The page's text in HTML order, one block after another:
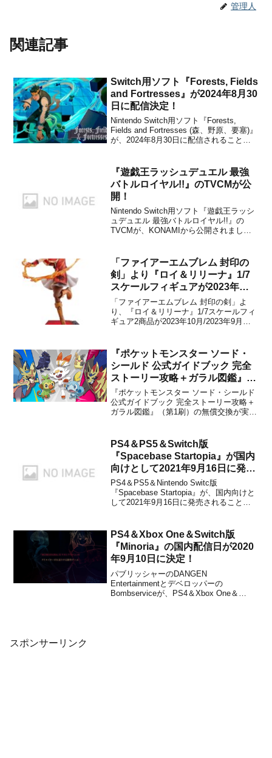
管理人
関連記事
Switch用ソフト『Forests, Fields
and Fortresses』が2024年8月30
日に配信決定！
Nintendo Switch用ソフト『Forests,
Fields and Fortresses (森、野原、要塞)』
が、2024年8月30日に配信されることが
Fortress...
『遊戯王ラッシュデュエル 最強
バトルロイヤル!!』のTVCMが公
開！
Nintendo Switch用ソフト『遊戯王ラッシ
ュデュエル 最強バトルロイヤル!!』の
TVCMが、KONAMIから公開されまし
ラッシュデュエル 最強バトルロイヤ
ル!!』は、2021年8月12日に発売される...
「ファイアーエムブレム 封印の
剣」より『ロイ＆リリーナ』1/7
スケールフィギュアが2023年に
発売決定！
「ファイアーエムブレム 封印の剣」よ
り、『ロイ＆リリーナ』1/7スケールフィ
ギュア2商品が2023年10月/2023年9月に
29,700円(税込)に設定されています。商品
情報ファイアーエムブレムシリーズの開
発...
『ポケットモンスター ソード・
シールド 公式ガイドブック 完全
ストーリー攻略＋ガラル図鑑』
（第1刷）の無償交換が実施に！
『ポケットモンスター ソード・シールド
公式ガイドブック 完全ストーリー攻略＋
ガラル図鑑』（第1刷）の無償交換が実施
た。同書は2019年12月7日より発売が開
始されましたが、編集作業時に株式会社
ポケモンが提供し...
PS4＆PS5＆Switch版
『Spacebase Startopia』が国内
向けとして2021年9月16日に発売
決定！
PS4＆PS5＆Nintendo Switc版
『Spacebase Startopia』が、国内向けと
して2021年9月16日に発売されることが
ケージ版の予約受付も開始となります。
※配信中のPC版は9...
PS4＆Xbox One＆Switch版
『Minoria』の国内配信日が2020
年9月10日に決定！
パブリッシャーのDANGEN
Entertainmentとデベロッパーの
Bombserviceが、PS4＆Xbox One＆
スポンサーリンク